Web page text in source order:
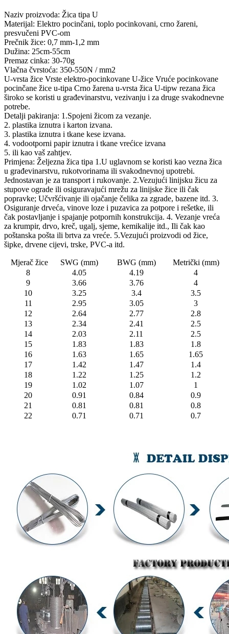
Naziv proizvoda: Žica tipa U
Materijal: Elektro pocinčani, toplo pocinkovani, crno žareni,
presvučeni PVC-om
Prečnik žice: 0,7 mm-1,2 mm
Dužina: 25cm-55cm
Premaz cinka: 30-70g
Vlačna čvrstoća: 350-550N / mm2
U-vrsta žice Vrste elektro-pocinkovane U-žice Vruće pocinkovane
pocinčane žice u-tipa Crno žarena u-vrsta žica U-tipw rezana žica
široko se koristi u građevinarstvu, vezivanju i za druge svakodnevne
potrebe.
Detalji pakiranja: 1.Spojeni žicom za vezanje.
2. plastika iznutra i karton izvana.
3. plastika iznutra i tkane kese izvana.
4. vodootporni papir iznutra i tkane vrećice izvana
5. ili kao vaš zahtjev.
Primjena: Željezna žica tipa 1.U uglavnom se koristi kao vezna žica
u građevinarstvu, rukotvorinama ili svakodnevnoj upotrebi.
Jednostavan je za transport i rukovanje. 2.Vezujući linijsku žicu za
stupove ograde ili osiguravajući mrežu za linijske žice ili čak
popravke; Učvršćivanje ili ojačanje čelika za zgrade, bazene itd. 3.
Osiguranje drveća, vinove loze i puzavica za potpore i rešetke, ili
čak postavljanje i spajanje potpornih konstrukcija. 4. Vezanje vreća
za krumpir, drvo, kreč, ugalj, sjeme, kemikalije itd., Ili čak kao
poštanska pošta ili brtva za vreće. 5.Vezujući proizvodi od žice,
šipke, drvene cijevi, trske, PVC-a itd.
Mjerač žice SWG (mm) BWG (mm)
Metrički (mm)
8
4.05 4.19
4
9
3.66 3.76
4
10
3.25 3.4
3.5
11
2.95 3.05
3
12
2.64 2.77
2.8
13
2.34 2.41
2.5
14
2.03 2.11
2.5
15
1.83 1.83
1.8
16
1.63 1.65
1.65
17
1.42 1.47
1.4
18
1.22 1.25
1.2
19
1.02 1.07
1
20
0.91 0.84
0.9
21
0.81 0.81
0.8
22
0.71 0.71 0.7